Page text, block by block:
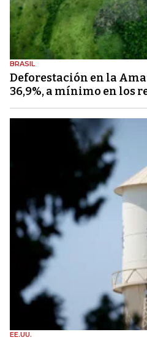
BRASIL
Deforestación en la
36,9%, a mínimo en los
EE.UU.